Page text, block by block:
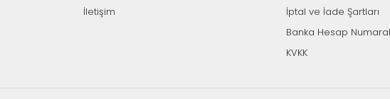
İletişim
İptal ve İade Şartları
Banka Hesap
KVKK